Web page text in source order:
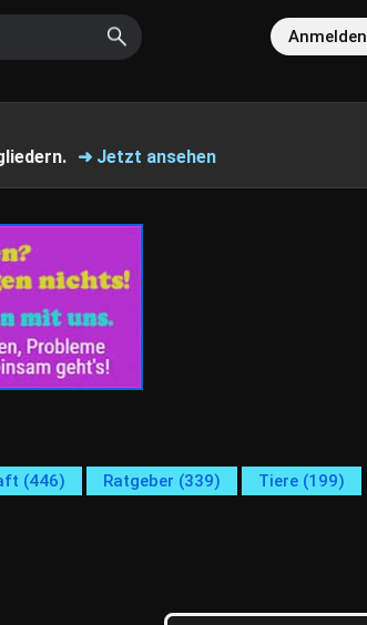
➜ Jetzt ansehen
Anmelden
(446) Ratgeber (339)
Tiere (199)